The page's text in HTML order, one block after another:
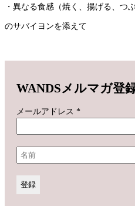
・異なる食感（焼く、揚げる、つ
のサバイヨンを添えて
WANDSメルマガ登
メールアドレス *